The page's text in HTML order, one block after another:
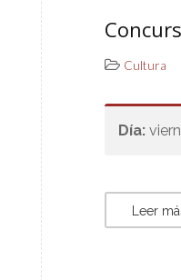
Cultura
Día:
Leer